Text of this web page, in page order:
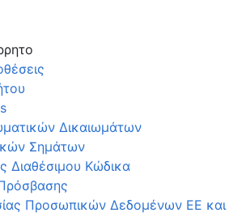
Δικαιωμάτων
Σημάτων
Διαθέσιμου Κώδικα
Προσωπικών Δεδομένων ΕΕ και